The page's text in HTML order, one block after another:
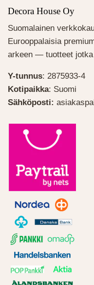
Decora House Oy
Suomalainen
Eurooppalaisia
arkeen — tuotteet
Y-tunnus: 2875933-4
Kotipaikka: Suomi
Sähköposti: